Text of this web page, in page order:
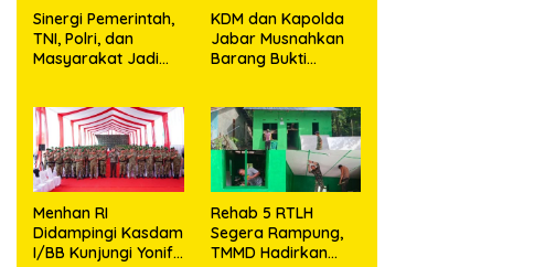
Sinergi Pemerintah,
TNI, Polri, dan
Masyarakat Jadi
Kondusif
KDM dan Kapolda
Jabar Musnahkan
Barang Bukti
Brong dan
Tramadol
Menhan RI
Didampingi Kasdam
I/BB Kunjungi Yonif
Rehab 5 RTLH
Segera Rampung,
TMMD Hadirkan